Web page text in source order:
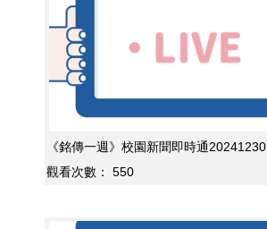
《銘傳一週》校園新聞即時通20241230
觀看次數：
550